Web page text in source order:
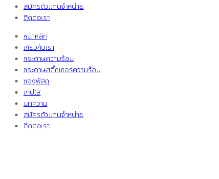
สมัครตัวแทนจำหน่าย
ติดต่อเรา
หน้าหลัก
เกี่ยวกับเรา
กระดาษความร้อน
กระดาษสติ๊กเกอร์ความร้อน
ซองพัสดุ
เทปใส
บทความ
สมัครตัวแทนจำหน่าย
ติดต่อเรา